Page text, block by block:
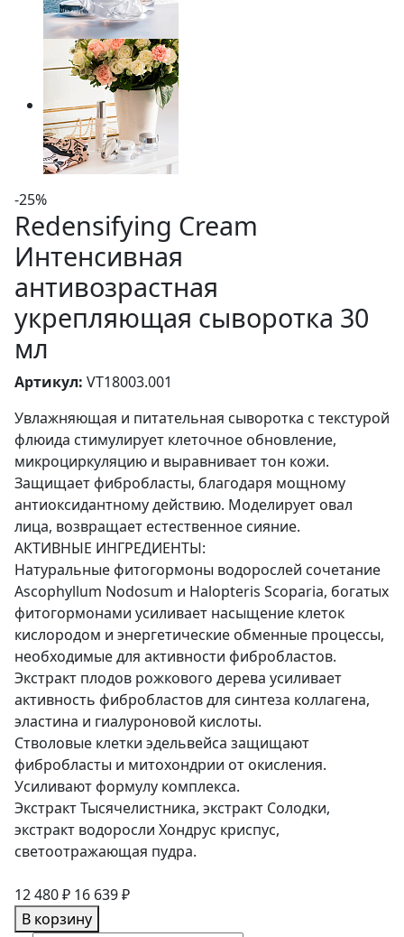
-25%
Redensifying Cream
Интенсивная
антивозрастная
укрепляющая сыворотка 30
мл
Артикул: VT18003.001
Увлажняющая и питательная сыворотка с текстурой
флюида стимулирует клеточное обновление,
микроциркуляцию и выравнивает тон кожи.
Защищает фибробласты, благодаря мощному
антиоксидантному действию. Моделирует овал
лица, возвращает естественное сияние.
АКТИВНЫЕ ИНГРЕДИЕНТЫ:
Натуральные фитогормоны водорослей сочетание
Ascophyllum Nodosum и Halopteris Scoparia, богатых
фитогормонами усиливает насыщение клеток
кислородом и энергетические обменные процессы,
необходимые для активности фибробластов.
Экстракт плодов рожкового дерева усиливает
активность фибробластов для синтеза коллагена,
эластина и гиалуроновой кислоты.
Стволовые клетки эдельвейса защищают
фибробласты и митохондрии от окисления.
Усиливают формулу комплекса.
Экстракт Тысячелистника, экстракт Солодки,
экстракт водоросли Хондрус криспус,
светоотражающая пудра.
12 480 ₽ 16 639 ₽
В корзину